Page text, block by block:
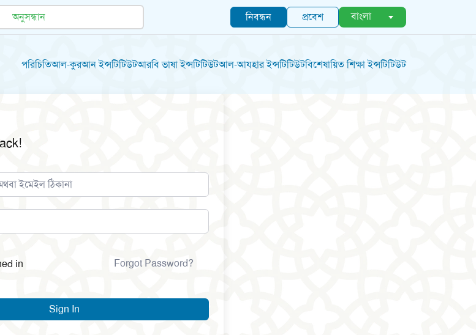
নিবন্ধন প্রবেশ বাংলা
পরিচিতিআল-কুরআন ইন্সটিটিউটআরবি ভাষা ইন্সটিটিউটআল-আযহার ইন্সটিটিউটবিশেষায়িত শিক্ষা ইন্সটিটিউট
in Forgot Password?
Sign In